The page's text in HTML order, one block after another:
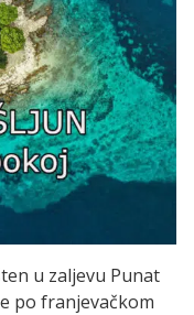
u zaljevu Punat
po franjevačkom